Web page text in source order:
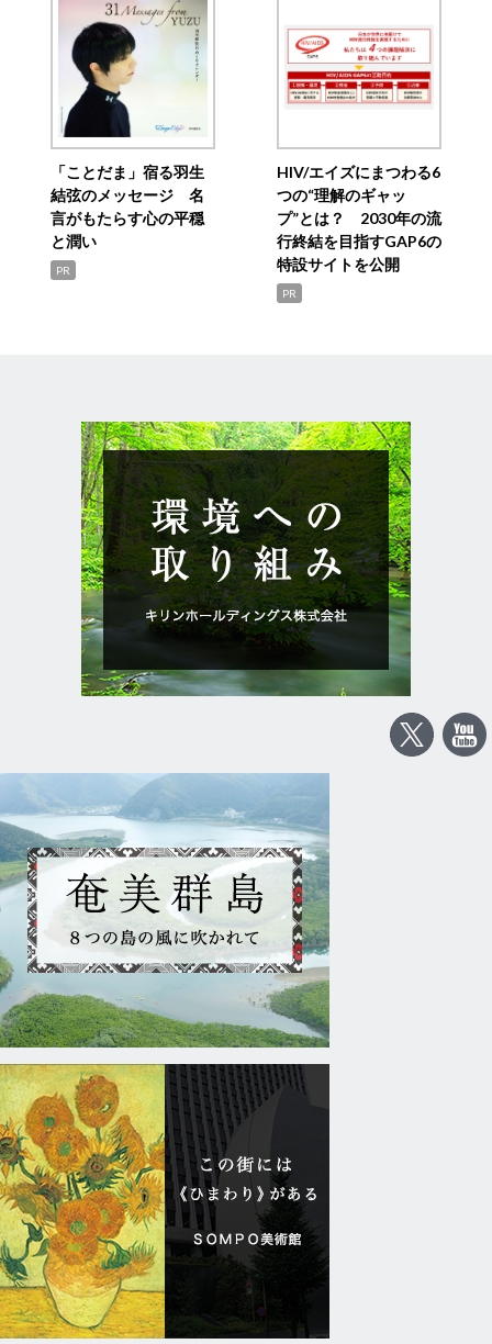
「ことだま」宿る羽生
結弦のメッセージ 名
言がもたらす心の平穏
と潤い
PR
HIV/エイズにまつわる6
つの“理解のギャッ
プ”とは？ 2030年の流
行終結を目指すGAP6の
特設サイトを公開
PR